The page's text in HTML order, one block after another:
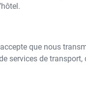
que nous
services de